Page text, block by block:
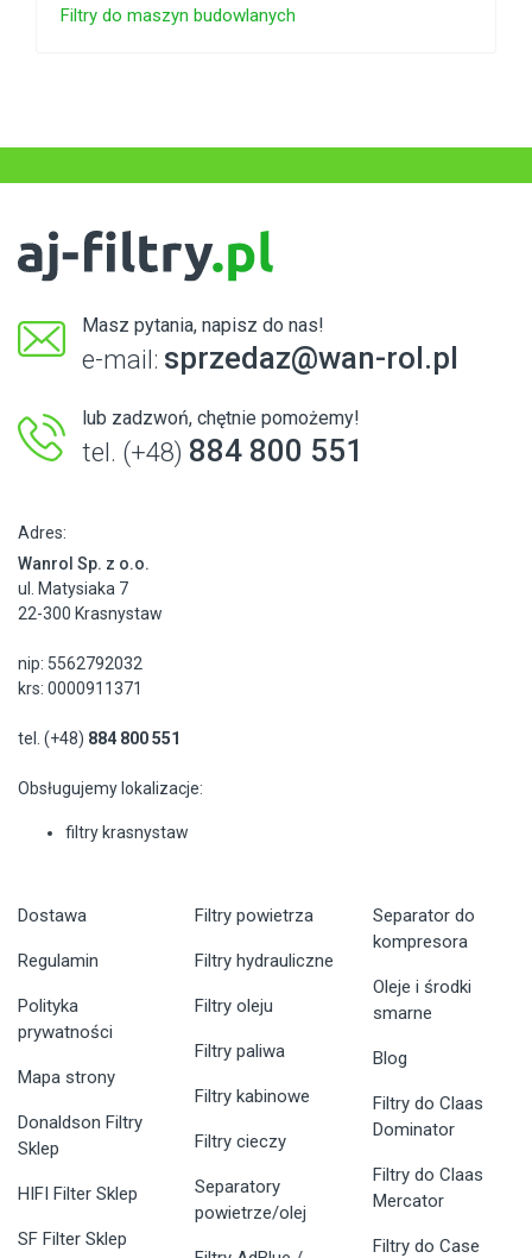
Filtry do maszyn budowlanych
Masz pytania, napisz do nas!
e-mail: sprzedaz@wan-rol.pl
lub zadzwoń, chętnie pomożemy!
tel. (+48) 884 800 551
Adres:
Wanrol Sp. z o.o.
ul. Matysiaka 7
22-300 Krasnystaw
nip: 5562792032
krs: 0000911371
tel. (+48) 884 800 551
Obsługujemy lokalizacje:
filtry krasnystaw
Dostawa
Regulamin
Polityka
prywatności
Mapa strony
Donaldson Filtry
Sklep
HIFI Filter Sklep
SF Filter Sklep
Filtry powietrza
Filtry hydrauliczne
Filtry oleju
Filtry paliwa
Filtry kabinowe
Filtry cieczy
Separatory
powietrze/olej
Separator do
kompresora
Oleje i środki
smarne
Blog
Filtry do Claas
Dominator
Filtry do Claas
Mercator
Filtry do Case